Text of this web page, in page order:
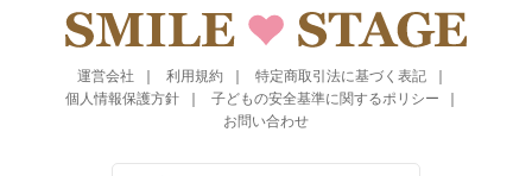
運営会社 利用規約
特定商取引法に基づく表記
個人情報保護方針
子どもの安全基準に関するポリシー
お問い合わせ